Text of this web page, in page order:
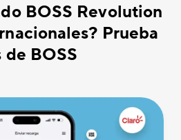
BOSS Revolution
Prueba
BOSS